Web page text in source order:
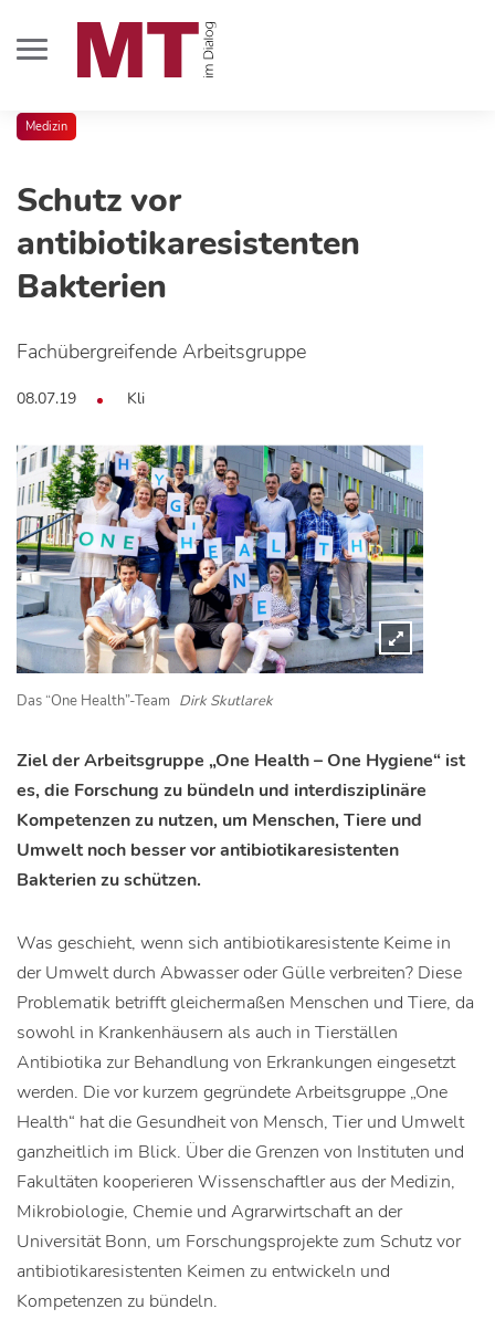
Medizin
Schutz vor
antibiotikaresistenten
Bakterien
Fachübergreifende Arbeitsgruppe
08.07.19 Kli
Das “One Health”-Team Dirk Skutlarek
Ziel der Arbeitsgruppe „One Health – One Hygiene“ ist
es, die Forschung zu bündeln und interdisziplinäre
Kompetenzen zu nutzen, um Menschen, Tiere und
Umwelt noch besser vor antibiotikaresistenten
Bakterien zu schützen.
Was geschieht, wenn sich antibiotikaresistente Keime in
der Umwelt durch Abwasser oder Gülle verbreiten? Diese
Problematik betrifft gleichermaßen Menschen und Tiere, da
sowohl in Krankenhäusern als auch in Tierställen
Antibiotika zur Behandlung von Erkrankungen eingesetzt
werden. Die vor kurzem gegründete Arbeitsgruppe „One
Health“ hat die Gesundheit von Mensch, Tier und Umwelt
ganzheitlich im Blick. Über die Grenzen von Instituten und
Fakultäten kooperieren Wissenschaftler aus der Medizin,
Mikrobiologie, Chemie und Agrarwirtschaft an der
Universität Bonn, um Forschungsprojekte zum Schutz vor
antibiotikaresistenten Keimen zu entwickeln und
Kompetenzen zu bündeln.